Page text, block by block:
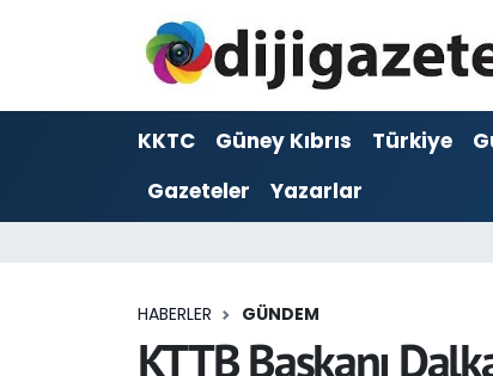
KKTC Güney Kıbrıs Türkiye
Gazeteler
Yazarlar
HABERLER GÜNDEM
KTTB Başkanı
ADVERTORIAL
Dijigazete
Hava Durumu
Trafik Durumu